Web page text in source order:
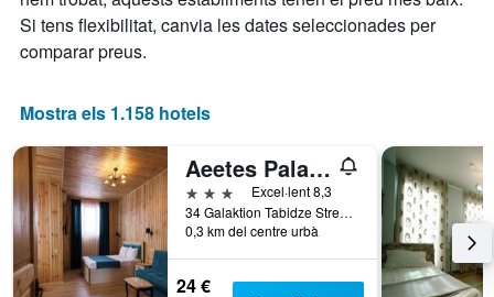
eix
X
que
els
de
la
setmana.
El
gràfic
té
1
Si tens flexibilitat, canvia les dates seleccionades per
comparar preus.
Mostra els 1.158 hotels
Aeetes Palace
3 estrellesExcel·lent 8,3
34 Galaktion Tabidze Street, Kutaisi, Geòrgia
0,3 km del centre urbà
24 €